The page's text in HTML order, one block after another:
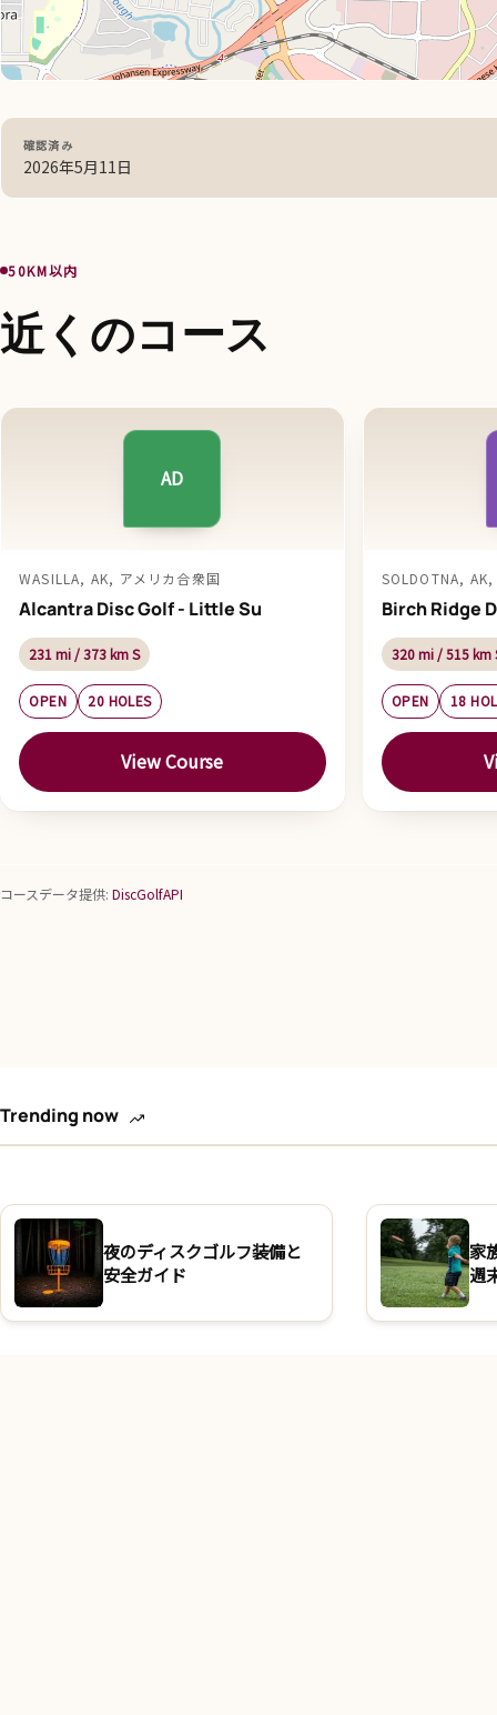
確認済み
2026年5月11日
50KM以内
近くのコース
AD
WASILLA, AK, アメリカ合衆国
Alcantra Disc Golf - Little Su
231 mi / 373 km S
OPEN 20 HOLES
View Course
SOLDOTNA,
Birch Ridge
320 mi / 515 km
OPEN 18
コースデータ提供: DiscGolfAPI
Trending now
夜のディスクゴルフ装備と
安全ガイド
家
週